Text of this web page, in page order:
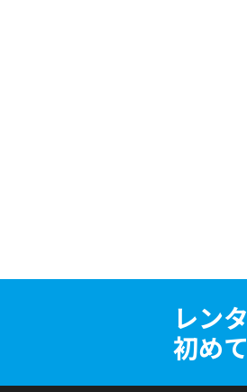
レン
初め